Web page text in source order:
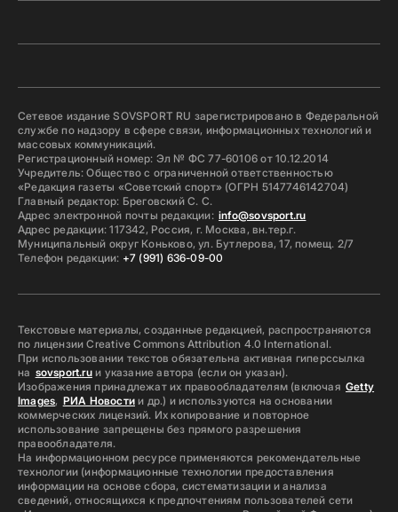
Сетевое издание SOVSPORT RU зарегистрировано в Федеральной
службе по надзору в сфере связи, информационных технологий и
массовых коммуникаций.
Регистрационный номер: Эл № ФС 77-60106 от 10.12.2014
Учредитель: Общество с ограниченной ответственностью
«Редакция газеты «Советский спорт» (ОГРН 5147746142704)
Главный редактор: Бреговский С. С.
Адрес электронной почты редакции: info@sovsport.ru
Адрес редакции: 117342, Россия, г. Москва, вн.тер.г.
Муниципальный округ Коньково, ул. Бутлерова, 17, помещ. 2/7
Телефон редакции: +7 (991) 636-09-00
Текстовые материалы, созданные редакцией, распространяются
по лицензии Creative Commons Attribution 4.0 International.
При использовании текстов обязательна активная гиперссылка
на sovsport.ruи указание автора (если он указан).
Изображения принадлежат их правообладателям (включая Getty
Images, РИА Новостии др.) и используются на основании
коммерческих лицензий. Их копирование и повторное
использование запрещены без прямого разрешения
правообладателя.
На информационном ресурсе применяются рекомендательные
технологии (информационные технологии предоставления
информации на основе сбора, систематизации и анализа
сведений, относящихся к предпочтениям пользователей сети